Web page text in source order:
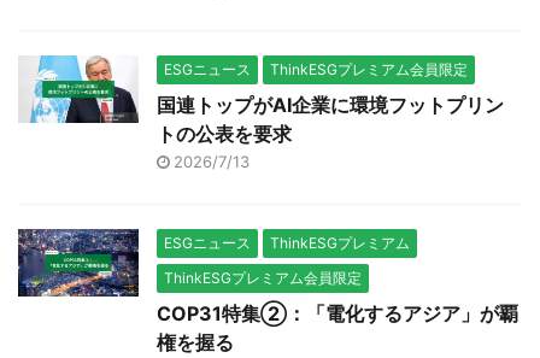
ESGニュース ThinkESGプレミアム会員限定
国連トップがAI企業に環境フットプリン
トの公表を要求
2026/7/13
ESGニュース
ThinkESGプレミアム
ThinkESGプレミアム会員限定
COP31特集②：「電化するアジア」が覇
権を握る